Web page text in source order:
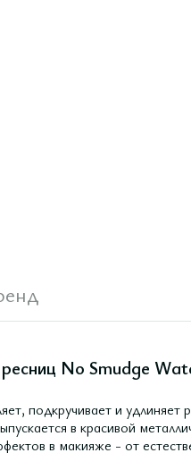
No Smudge
подкручивает и удлиняет
в красивой
в макияже - от